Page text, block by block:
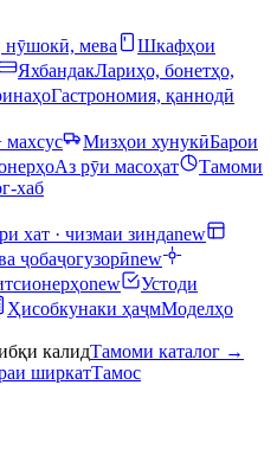
мева
Шкафҳои
ЯхбандакЛариҳо, бонетҳо,
Гастрономия, қаннодӣ
махсус Мизҳои хунукӣБарои
Аз рӯи масоҳат
Тамоми
хаб
хат · чизмаи зиндаnew
ҷобаҷогузорӣnew
new
Устоди
Ҳисобкунаки ҳаҷмМоделҳо
калидТамоми каталог →
ширкатТамос